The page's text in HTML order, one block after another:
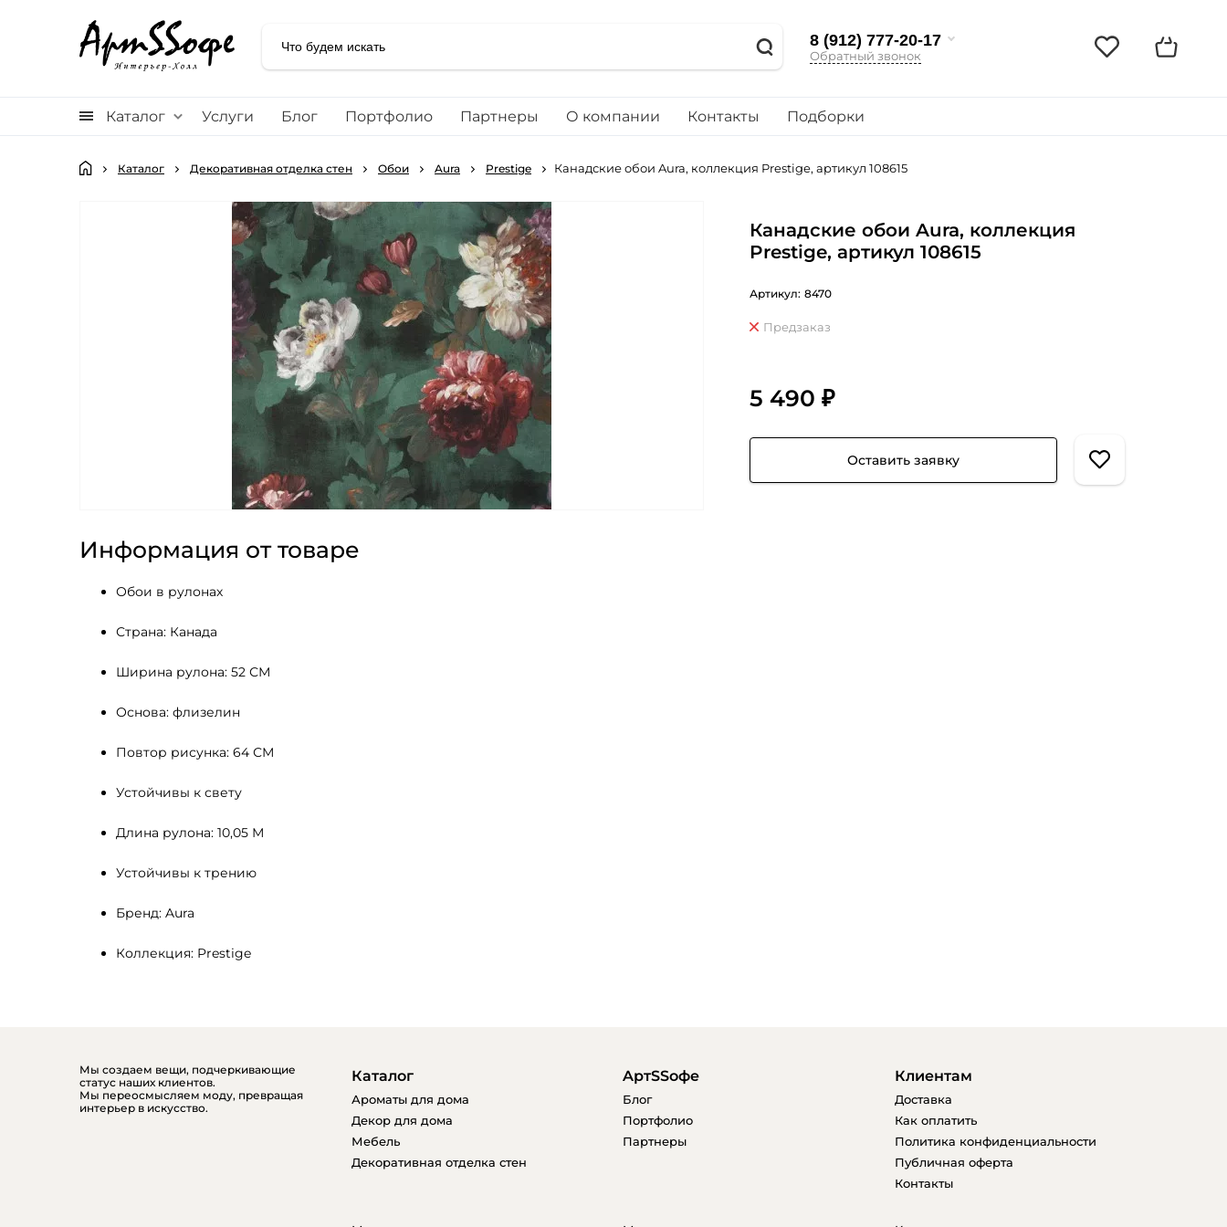
8 (912) 777-20-17
Обратный звонок
Каталог Услуги Блог Портфолио Партнеры О компании Контакты Подборки
Каталог Декоративная отделка стен Обои Aura Prestige Канадские обои Aura, коллекция Prestige, артикул 108615
Информация от товаре
Обои в рулонах
Страна: Канада
Ширина рулона: 52 СМ
Основа: флизелин
Повтор рисунка: 64 СМ
Устойчивы к свету
Длина рулона: 10,05 М
Устойчивы к трению
Бренд: Aura
Коллекция: Prestige
Канадские обои Aura, коллекция
Prestige, артикул 108615
Артикул: 8470
Предзаказ
5 490 ₽
Оставить заявку
Мы создаем вещи, подчеркивающие
статус наших клиентов.
Мы переосмысляем моду, превращая
интерьер в искусство.
Каталог
Ароматы для дома
Декор для дома
Мебель
Декоративная отделка стен
AртSSофе
Блог
Портфолио
Партнеры
Клиентам
Доставка
Как оплатить
Политика конфиденциальности
Публичная оферта
Контакты